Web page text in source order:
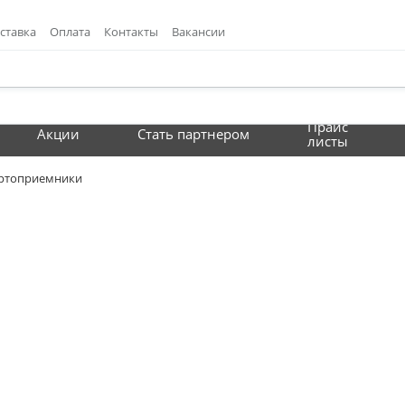
Оплата Контакты Вакансии
Акции Стать партнером
Прайс
листы